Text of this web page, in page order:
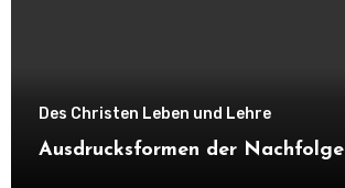
Des Christen Leben und Lehre
Ausdrucksformen der Nachfolge